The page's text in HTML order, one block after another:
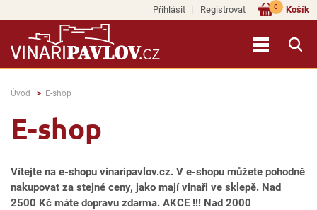
Přihlásit Registrovat Košík
0
Úvod E-shop
E-shop
Vítejte na e-shopu vinaripavlov.cz. V e-shopu můžete pohodně
nakupovat za stejné ceny, jako mají vinaři ve sklepě. Nad
2500 Kč máte dopravu zdarma. AKCE !!! Nad 2000